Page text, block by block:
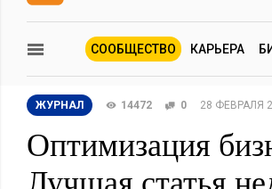
СООБЩЕСТВО КАРЬЕРА
ЖУРНАЛ 14472 0 28 ФЕВРАЛЯ
Оптимизация